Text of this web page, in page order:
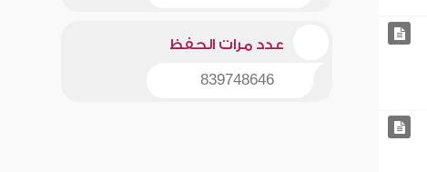
عدد مرات الحفظ
839748646